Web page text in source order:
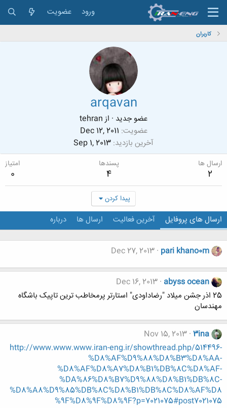
ورود عضویت
کاربران
arqavan
عضو جدید · از tehran
عضویت Dec 12, 2011
آخرین بازدید Sep 1, 2013
ارسال ها
2
پسندها
4
امتیاز
0
پیدا کردن
ارسال های پروفایل آخرین فعالیت ارسال ها درباره
pari khano0m
Dec 27, 2013
abyss ocean
Dec 16, 2013
25 اذر جشن میلاد "رضاداودی" استارتر پرمخاطب ترین تاپیک باشگاه
مهندسان
3ina
Nov 15, 2013
http://www.www.www.iran-eng.ir/showthread.php/514496-
%D8%AF%D9%88%D8%B3%D8%AA-
%D8%AF%D8%A7%D8%B1%DB%8C%D8%AF-
%DA%86%D8%B7%D9%88%D8%B1%DB%8C-
%D8%A8%D9%85%DB%8C%D8%B1%DB%8C%D8%AF%D8
%9F%D8%9F%D8%9F?p=7021075#post7021075